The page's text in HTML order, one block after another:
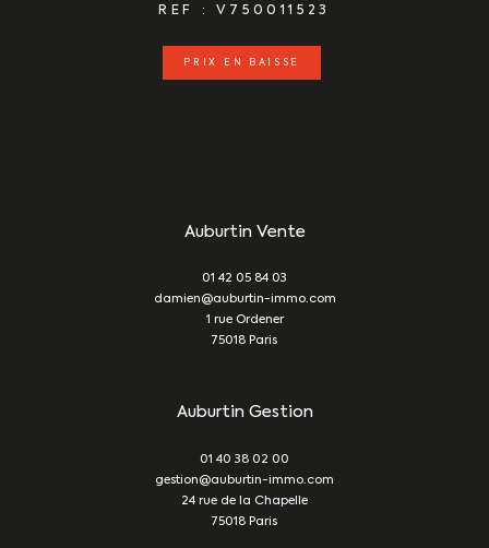
REF : V750011523
PRIX EN BAISSE
Auburtin Vente
01 42 05 84 03
damien@auburtin-immo.com
1 rue Ordener
75018
Paris
Auburtin Gestion
01 40 38 02 00
gestion@auburtin-immo.com
24 rue de la Chapelle
75018
Paris